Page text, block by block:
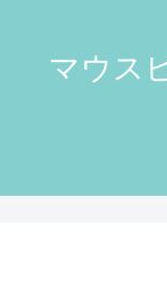
マウス